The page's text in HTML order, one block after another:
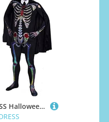
I LOVE FANCY DRESS Halloween-Kostüme für Paare, Tag der Toten – passende Schädel-Hautanzüge + Sombreros für Sie und Ihn, rote und rosa Umhänge (Herren: L – Damen: XL)